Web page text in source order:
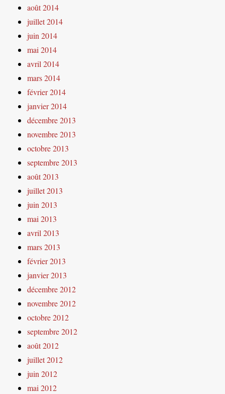
août 2014
juillet 2014
juin 2014
mai 2014
avril 2014
mars 2014
février 2014
janvier 2014
décembre 2013
novembre 2013
octobre 2013
septembre 2013
août 2013
juillet 2013
juin 2013
mai 2013
avril 2013
mars 2013
février 2013
janvier 2013
décembre 2012
novembre 2012
octobre 2012
septembre 2012
août 2012
juillet 2012
juin 2012
mai 2012